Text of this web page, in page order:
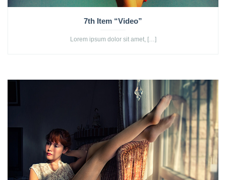
7th Item “Video”
Lorem ipsum dolor sit amet, […]